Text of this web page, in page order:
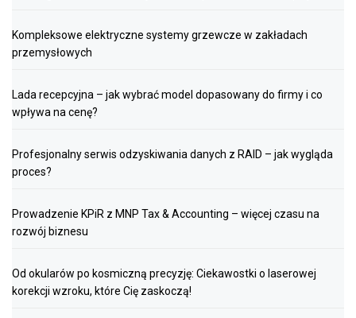
Kompleksowe elektryczne systemy grzewcze w zakładach
przemysłowych
Lada recepcyjna – jak wybrać model dopasowany do firmy i co
wpływa na cenę?
Profesjonalny serwis odzyskiwania danych z RAID – jak wygląda
proces?
Prowadzenie KPiR z MNP Tax & Accounting – więcej czasu na
rozwój biznesu
Od okularów po kosmiczną precyzję: Ciekawostki o laserowej
korekcji wzroku, które Cię zaskoczą!